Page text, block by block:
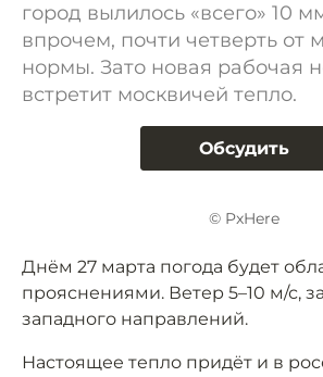
город вылилось «всего» 10
впрочем, почти четверть от
нормы. Зато новая рабочая
встретит москвичей тепло.
Обсудить
© PxHere
Днём 27 марта погода будет
прояснениями. Ветер 5–10 м/с,
западного направлений.
Настоящее тепло придёт и в